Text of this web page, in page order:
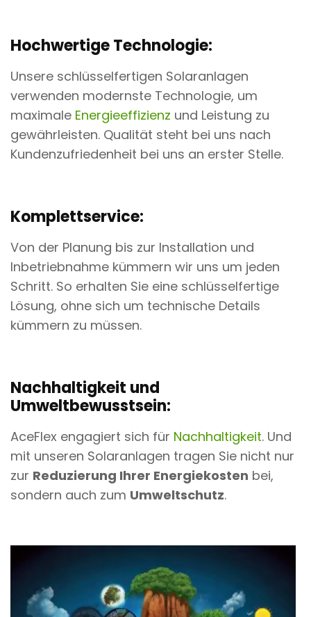
Hochwertige Technologie:
Unsere schlüsselfertigen Solaranlagen
verwenden modernste Technologie, um
maximale Energieeffizienz und Leistung zu
gewährleisten. Qualität steht bei uns nach
Kundenzufriedenheit bei uns an erster Stelle.
Komplettservice:
Von der Planung bis zur Installation und
Inbetriebnahme kümmern wir uns um jeden
Schritt. So erhalten Sie eine schlüsselfertige
Lösung, ohne sich um technische Details
kümmern zu müssen.
Nachhaltigkeit und
Umweltbewusstsein:
AceFlex engagiert sich für Nachhaltigkeit. Und
mit unseren Solaranlagen tragen Sie nicht nur
zur Reduzierung Ihrer Energiekosten bei,
sondern auch zum Umweltschutz.